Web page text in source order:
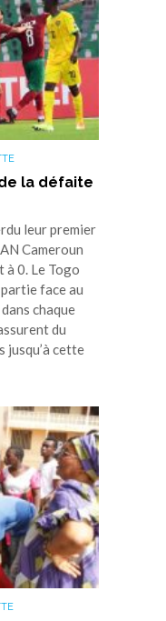
la défaite
leur premier
Cameroun
à 0. Le Togo
face au
chaque
du
jusqu’à cette